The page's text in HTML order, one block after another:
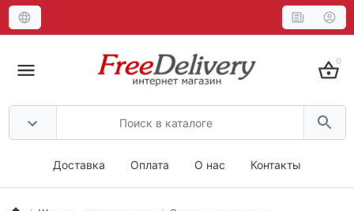
0
Доставка Оплата О нас Контакты